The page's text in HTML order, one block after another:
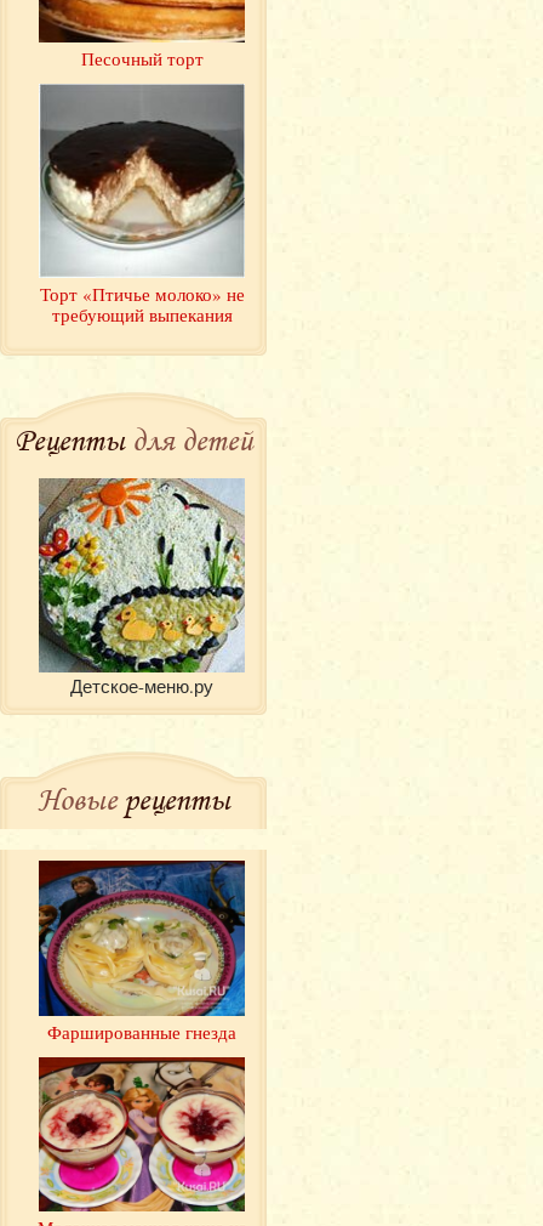
Песочный торт
Торт «Птичье молоко» не
требующий выпекания
Рецепты для детей
Детское-меню.ру
Новыерецепты
Фаршированные гнезда